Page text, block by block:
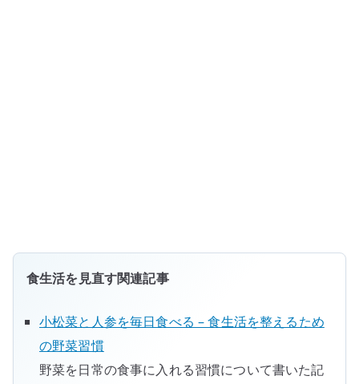
く
食生活を見直す関連記事
小松菜と人参を毎日食べる – 食生活を整えるため
の野菜習慣
野菜を日常の食事に入れる習慣について書いた記